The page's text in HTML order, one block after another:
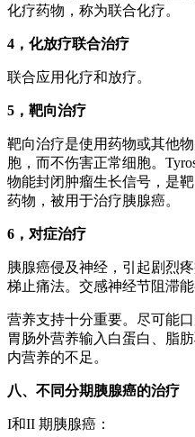
化疗药物，称为联合化疗。
4 ， 化放疗联合治疗
联合应用化疗和放疗。
5 ，靶向治疗
靶向治疗是使用药物或其他
胞，而不伤害正常细胞。
物能封闭肿瘤生长信号，是
药物，被用于治疗胰腺癌。
6 ，对症治疗
胰腺癌侵及神经，引起剧烈
梯止痛法。交感神经节阻滞能
营养支持十分重要。尽可能
胃肠外营养输入白蛋白、脂
内营养的不足。
八、不同分期胰腺癌的治疗
I和II 期胰腺癌：